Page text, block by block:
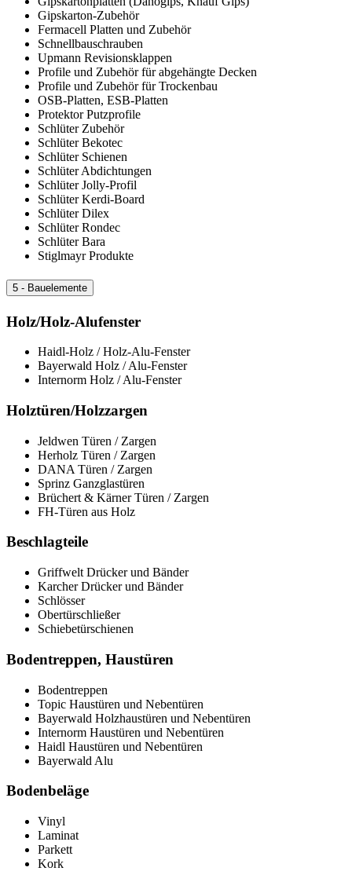
Gipskarton-Zubehör
Fermacell Platten und Zubehör
Schnellbauschrauben
Upmann Revisionsklappen
Profile und Zubehör für abgehängte Decken
Profile und Zubehör für Trockenbau
OSB-Platten, ESB-Platten
Protektor Putzprofile
Schlüter Zubehör
Schlüter Bekotec
Schlüter Schienen
Schlüter Abdichtungen
Schlüter Jolly-Profil
Schlüter Kerdi-Board
Schlüter Dilex
Schlüter Rondec
Schlüter Bara
Stiglmayr Produkte
5 - Bauelemente
Holz/Holz-Alufenster
Haidl-Holz / Holz-Alu-Fenster
Bayerwald Holz / Alu-Fenster
Internorm Holz / Alu-Fenster
Holztüren/Holzzargen
Jeldwen Türen / Zargen
Herholz Türen / Zargen
DANA Türen / Zargen
Sprinz Ganzglastüren
Brüchert & Kärner Türen / Zargen
FH-Türen aus Holz
Beschlagteile
Griffwelt Drücker und Bänder
Karcher Drücker und Bänder
Schlösser
Obertürschließer
Schiebetürschienen
Bodentreppen, Haustüren
Bodentreppen
Topic Haustüren und Nebentüren
Bayerwald Holzhaustüren und Nebentüren
Internorm Haustüren und Nebentüren
Haidl Haustüren und Nebentüren
Bayerwald Alu
Bodenbeläge
Vinyl
Laminat
Parkett
Kork